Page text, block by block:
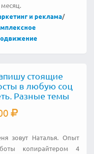
месяц.
и реклама/
стоящие
в любую соц
Разные темы
зовут Наталья. Опыт
копирайтером 4